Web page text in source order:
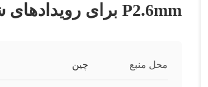
P2.6mm برای رویدادهای شرکتی با کیفیت بالا
محل منبع چین